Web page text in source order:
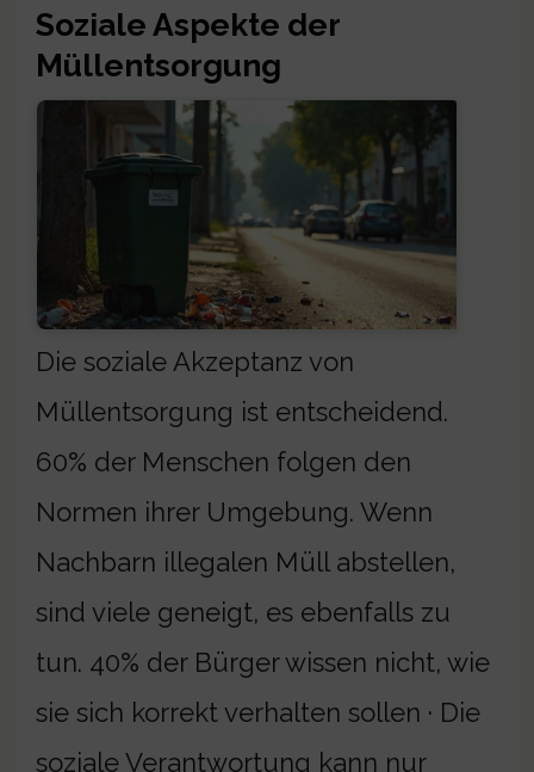
Soziale Aspekte der
Müllentsorgung
Die soziale Akzeptanz von
Müllentsorgung ist entscheidend.
60% der Menschen folgen den
Normen ihrer Umgebung. Wenn
Nachbarn illegalen Müll abstellen,
sind viele geneigt, es ebenfalls zu
tun. 40% der Bürger wissen nicht, wie
sie sich korrekt verhalten sollen · Die
soziale Verantwortung kann nur